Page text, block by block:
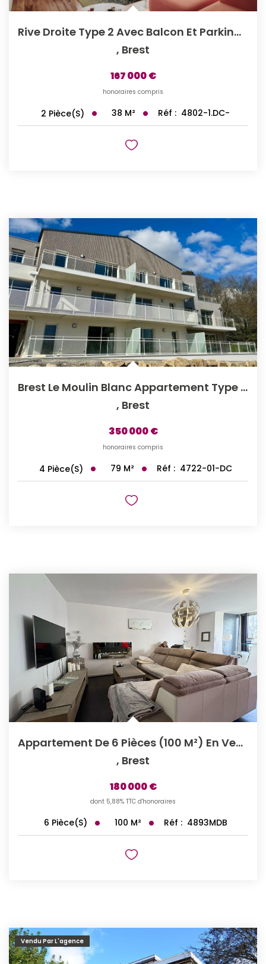
Rive Droite Type 2 Avec Balcon Et Parking Privé
, Brest
167 000 €
honoraires compris
2 Pièce(s) 38 M² Réf : 4802-1.DC-
Brest Le Moulin Blanc Appartement Type 4 Terrasse
, Brest
350 000 €
honoraires compris
4 Pièce(s) 79 M² Réf : 4722-01-DC
Appartement De 6 Pièces (100 M²) En Vente À BREST - Très...
, Brest
180 000 €
dont 5,88% TTC d'honoraires
6 Pièce(s) 100 M² Réf : 4893MDB
Vendu Par L'agence